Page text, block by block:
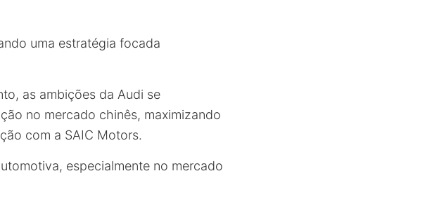
uma estratégia focada
as ambições da Audi se
no mercado chinês, maximizando
com a SAIC Motors.
especialmente no mercado